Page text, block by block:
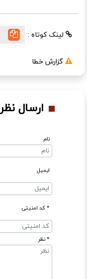
لینک کوتاه :
گزارش خطا
ارسال نظر
نام
ایمیل
* کد امنیتی
* نظر